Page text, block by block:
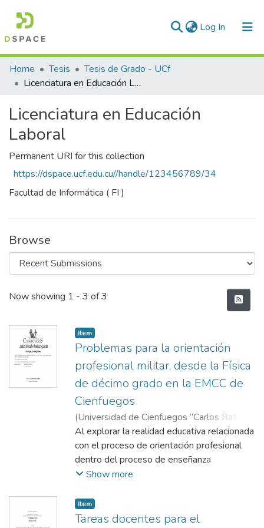
Log In (current)
Communities & Collections
All of DSpace
Statistics
Home Tesis
Tesis de Grado - UCf
Licenciatura en Educación Laboral
Licenciatura en Educación
Laboral
Permanent URI for this collection
https://dspace.ucf.edu.cu//handle/123456789/34
Facultad de Informática ( FI )
Browse
Recent Submissions
Now showing 1 - 3 of 3
Item
Problemas para la orientación
profesional militar, desde la Física
de décimo grado en la EMCC de
Cienfuegos
(Universidad de Cienfuegos “Carlos Rafael
Rodríguez”, Sede "Conrado Benítez García",
2015-06-03) Martínez López, Eberto;
Barrueta Quesada, Dunia Margarita, tutor
Al explorar la realidad educativa relacionada
con el proceso de orientación profesional
dentro del proceso de enseñanza
aprendizaje de la Física en el décimo grado
2013-2014, pudo constatarse una
situación problemática como resultado de la
Show more
Item
Tareas docentes para el